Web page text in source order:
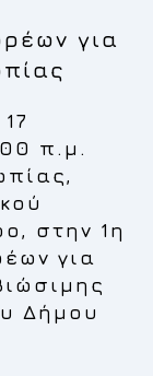
για
π.μ.
στην 1η
για
Δήμου